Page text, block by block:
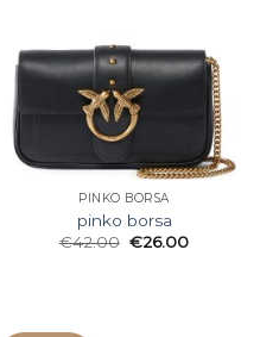
PINKO BORSA
pinko borsa
€42.00 €26.00